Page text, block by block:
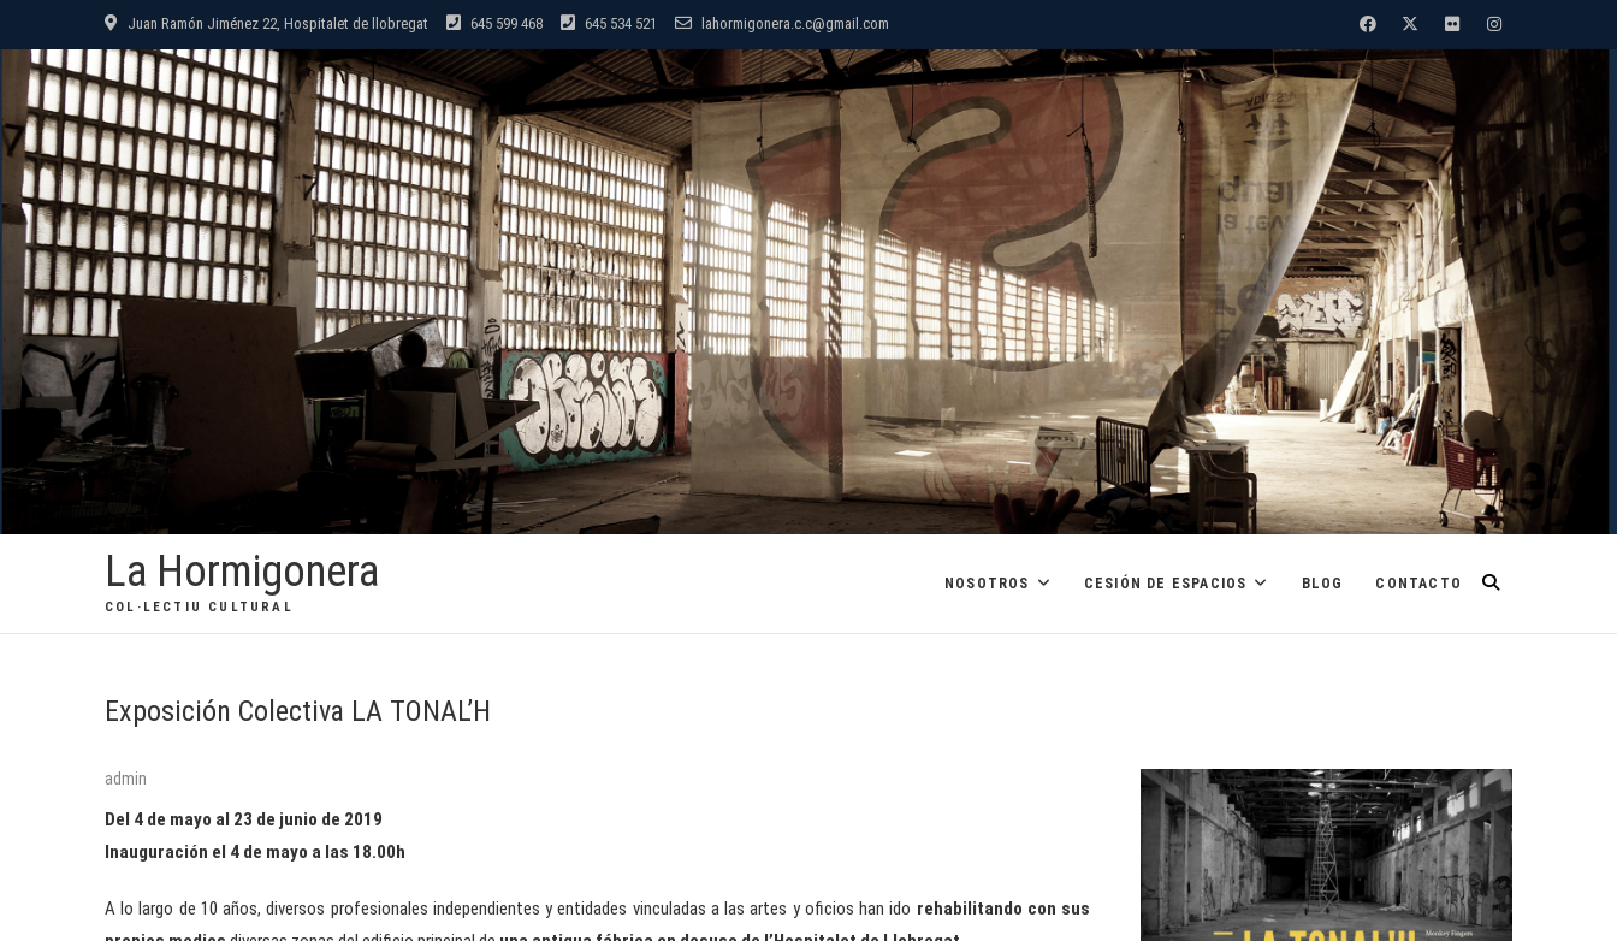
al
contenido
Juan Ramón Jiménez 22, Hospitalet de llobregat 645 599 468 645 534 521 lahormigonera.c.c@gmail.com Facebook
Twitter
FlickrInstagram
La Hormigonera
COL·LECTIU CULTURAL
NOSOTROS CESIÓN DE ESPACIOS BLOG CONTACTO
Exposición Colectiva LA TONAL’H
admin
Del 4 de mayo al 23 de junio de 2019
Inauguración el 4 de mayo a las 18.00h
A lo largo de 10 años, diversos profesionales independientes y entidades vinculadas a las artes y oficios han ido rehabilitando con sus